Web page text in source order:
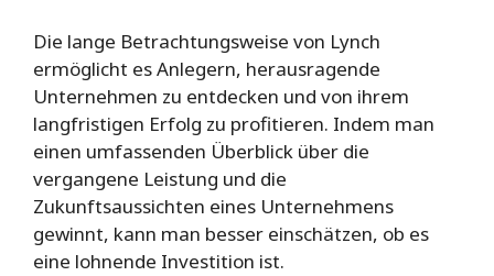
Die lange Betrachtungsweise von Lynch
ermöglicht es Anlegern, herausragende
Unternehmen zu entdecken und von ihrem
langfristigen Erfolg zu profitieren. Indem man
einen umfassenden Überblick über die
vergangene Leistung und die
Zukunftsaussichten eines Unternehmens
gewinnt, kann man besser einschätzen, ob es
eine lohnende Investition ist.